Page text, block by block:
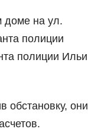
доме на ул.
полиции
полиции Ильи
обстановку, они